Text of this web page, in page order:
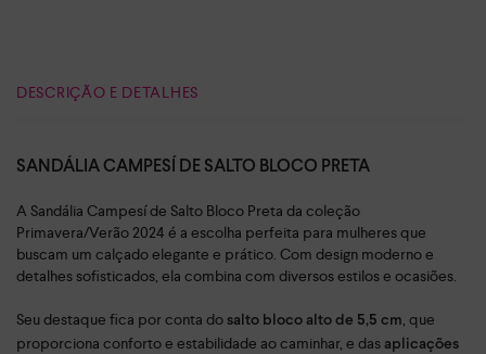
DESCRIÇÃO E DETALHES
SANDÁLIA CAMPESÍ DE SALTO BLOCO PRETA
A Sandália Campesí de Salto Bloco Preta da coleção
Primavera/Verão 2024 é a escolha perfeita para mulheres que
buscam um calçado elegante e prático. Com design moderno e
detalhes sofisticados, ela combina com diversos estilos e ocasiões.
Seu destaque fica por conta do salto bloco alto de 5,5 cm, que
proporciona conforto e estabilidade ao caminhar, e das aplicações